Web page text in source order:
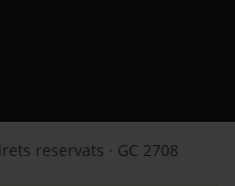
reservats · GC 2708